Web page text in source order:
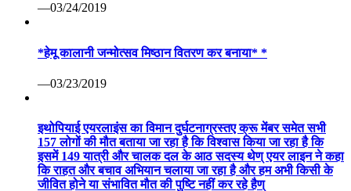
—03/24/2019
*हेमू कालानी जन्मोत्सव मिष्ठान वितरण कर बनाया* *
—03/23/2019
इथोपियाई एयरलाइंस का विमान दुर्घटनाग्रस्तए क्रू मेंबर समेत सभी
157 लोगों की मौत बताया जा रहा है कि विश्वास किया जा रहा है कि
इसमें 149 यात्री और चालक दल के आठ सदस्य थेण् एयर लाइन ने कहा
कि राहत और बचाव अभियान चलाया जा रहा है और हम अभी किसी के
जीवित होने या संभावित मौत की पुष्टि नहीं कर रहे हैण्